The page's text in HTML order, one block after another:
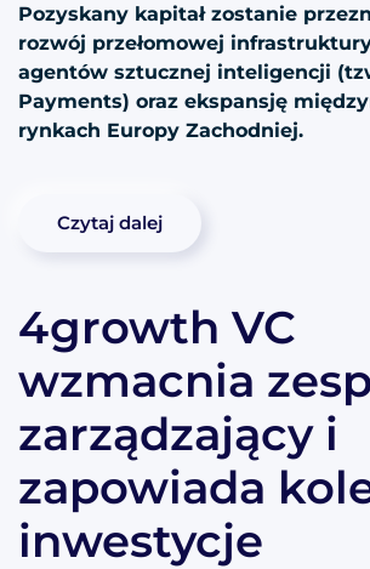
Pozyskany kapitał zostanie
rozwój przełomowej
agentów sztucznej inteligencji
Payments) oraz ekspansję
rynkach Europy Zachodniej.
Czytaj dalej
4growth VC
wzmacnia
zarządzający i
zapowiada
inwestycje